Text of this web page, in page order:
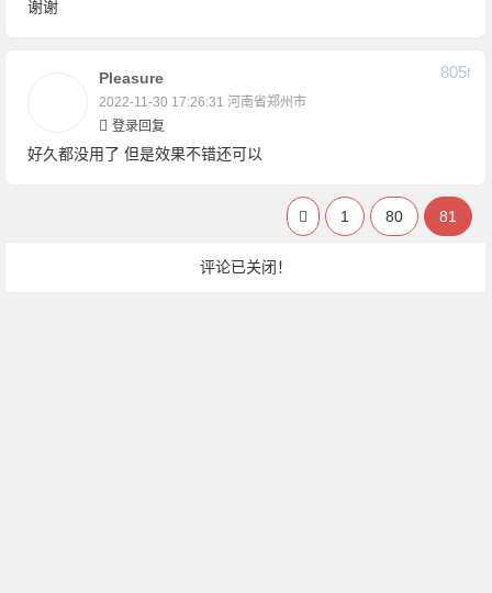
谢谢
Pleasure
2022-11-30 17:26:31 河南省郑州市
805F
登录回复
好久都没用了 但是效果不错还可以
1 80 81
评论已关闭！